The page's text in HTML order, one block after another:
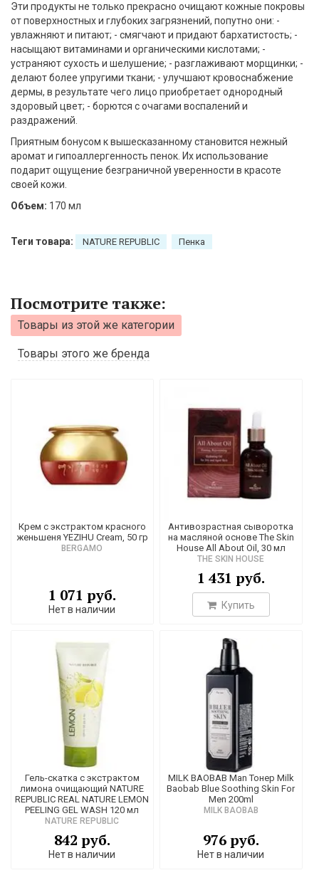
Эти продукты не только прекрасно очищают кожные покровы
от поверхностных и глубоких загрязнений, попутно они: -
увлажняют и питают; - смягчают и придают бархатистость; -
насыщают витаминами и органическими кислотами; -
устраняют сухость и шелушение; - разглаживают морщинки; -
делают более упругими ткани; - улучшают кровоснабжение
дермы, в результате чего лицо приобретает однородный
здоровый цвет; - борются с очагами воспалений и
раздражений.
Приятным бонусом к вышесказанному становится нежный
аромат и гипоаллергенность пенок. Их использование
подарит ощущение безграничной уверенности в красоте
своей кожи.
Объем: 170 мл
Теги товара: NATURE REPUBLIC Пенка
Посмотрите также:
Товары из этой же категории
Товары этого же бренда
Крем с экстрактом красного
женьшеня YEZIHU Cream, 50 гр
BERGAMO
1 071 руб.
Нет в наличии
Антивозрастная сыворотка
на масляной основе The Skin
House All About Oil, 30 мл
THE SKIN HOUSE
1 431 руб.
Купить
Гель-скатка с экстрактом
лимона очищающий NATURE
REPUBLIC REAL NATURE LEMON
PEELING GEL WASH 120 мл
NATURE REPUBLIC
842 руб.
Нет в наличии
MILK BAOBAB Man Тонер Milk
Baobab Blue Soothing Skin For
Men 200ml
MILK BAOBAB
976 руб.
Нет в наличии